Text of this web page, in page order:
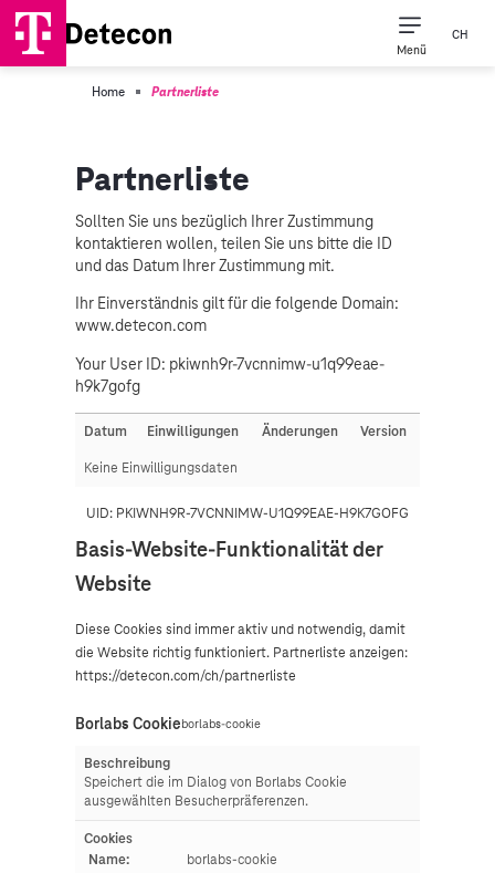
Menü
CH
Home Partnerliste
Partnerliste
Sollten Sie uns bezüglich Ihrer Zustimmung
kontaktieren wollen, teilen Sie uns bitte die ID
und das Datum Ihrer Zustimmung mit.
Ihr Einverständnis gilt für die folgende Domain:
www.detecon.com
Your User ID: pkiwnh9r-7vcnnimw-u1q99eae-
h9k7gofg
Datum Einwilligungen Änderungen Version
Keine Einwilligungsdaten
UID: PKIWNH9R-7VCNNIMW-U1Q99EAE-H9K7GOFG
Basis-Website-Funktionalität der
Website
Diese Cookies sind immer aktiv und notwendig, damit
die Website richtig funktioniert. Partnerliste anzeigen:
https://detecon.com/ch/partnerliste
Borlabs Cookieborlabs-cookie
Beschreibung
Speichert die im Dialog von Borlabs Cookie
ausgewählten Besucherpräferenzen.
Cookies
Name:
borlabs-cookie